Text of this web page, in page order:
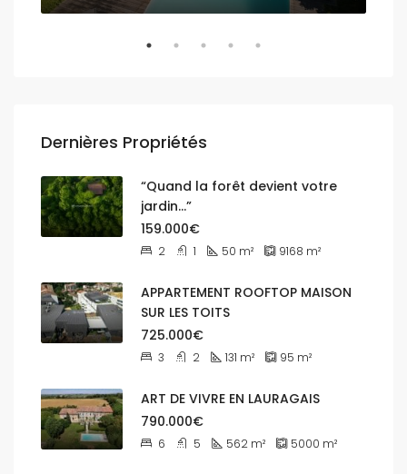
Dernières Propriétés
“Quand la forêt devient votre
jardin…”
159.000€
2 1 50 m² 9168 m²
APPARTEMENT ROOFTOP MAISON
SUR LES TOITS
725.000€
3 2 131 m² 95 m²
ART DE VIVRE EN LAURAGAIS
790.000€
6 5 562 m² 5000 m²